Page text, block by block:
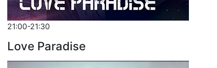
21:00-21:30
Love Paradise